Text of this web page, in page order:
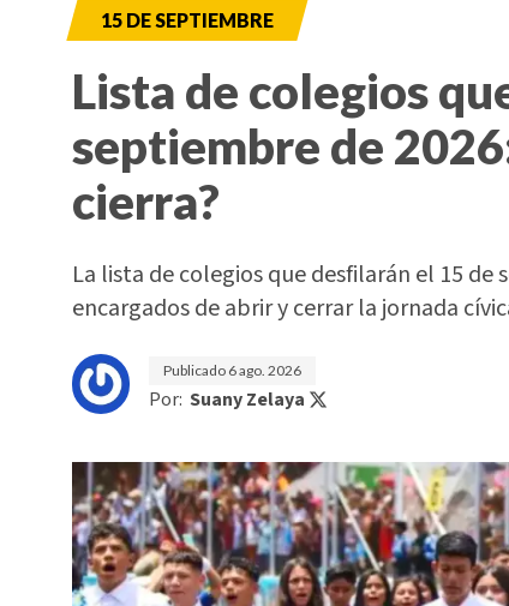
15 DE SEPTIEMBRE
Lista de colegios
septiembre de
cierra?
La lista de colegios que desfilarán el 15
encargados de abrir y cerrar la jornada
Publicado 6 ago. 2026
Por: Suany Zelaya